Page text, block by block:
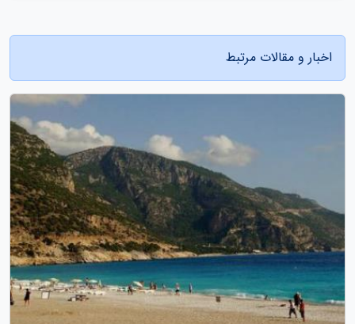
اخبار و مقالات مرتبط